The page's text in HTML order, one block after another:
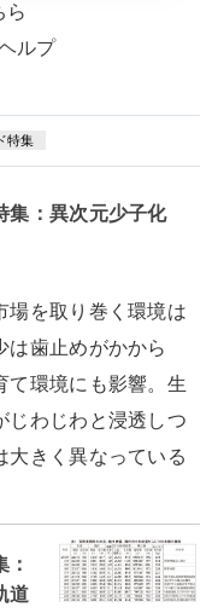
ら
ルプ
特集
集：異次元少子化
を取り巻く環境は
は歯止めがかから
て環境にも影響。生
じわじわと浸透しつ
大きく異なっている
道